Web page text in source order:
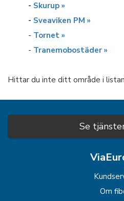
- Skurup »
- Sveaviken PM »
- Tornet »
- Tranemobostäder »
Hittar du inte ditt område i
Se
Om